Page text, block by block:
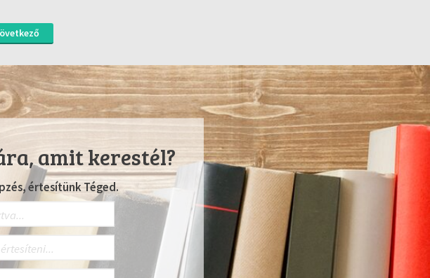
amit kerestél?
értesítünk Téged.